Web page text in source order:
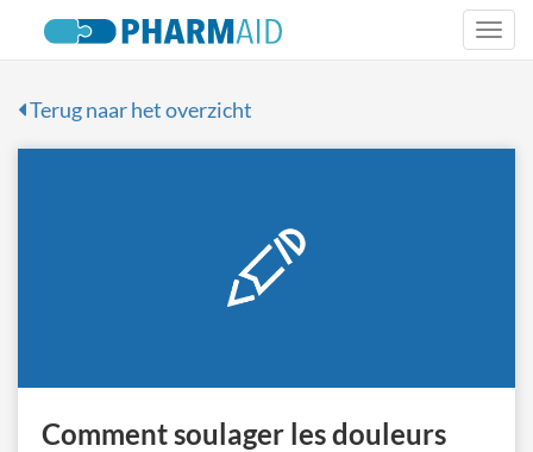
Terug naar het overzicht
Comment soulager les douleurs